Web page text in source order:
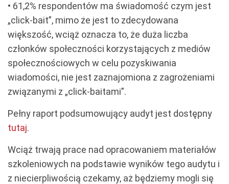
• 61,2% respondentów ma świadomość czym jest
„click-bait”, mimo że jest to zdecydowana
większość, wciąż oznacza to, że duża liczba
członków społeczności korzystających z mediów
społecznościowych w celu pozyskiwania
wiadomości, nie jest zaznajomiona z zagrożeniami
związanymi z „click-baitami”.
Pełny raport podsumowujący audyt jest dostępny
tutaj.
Wciąż trwają prace nad opracowaniem materiałów
szkoleniowych na podstawie wyników tego audytu i
z niecierpliwością czekamy, aż będziemy mogli się